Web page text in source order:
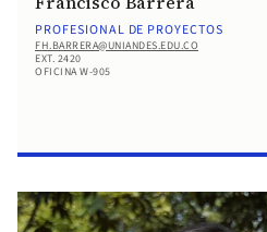
PROFESIONAL DE PROYECTOS
FH.BARRERA@UNIANDES.EDU.CO
EXT. 2420
OFICINA W-905